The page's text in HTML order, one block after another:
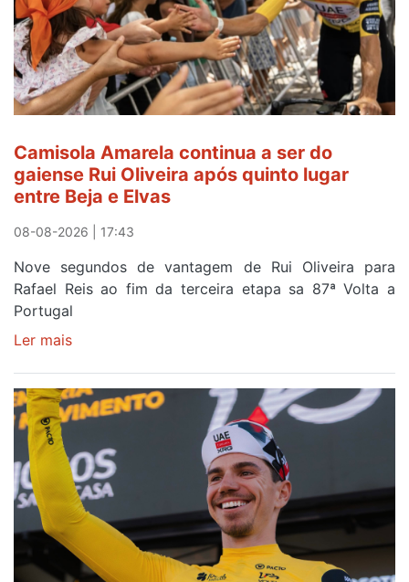
Camisola Amarela continua a ser do
gaiense Rui Oliveira após quinto lugar
entre Beja e Elvas
08-08-2026 | 17:43
Nove segundos de vantagem de Rui Oliveira para
Rafael Reis ao fim da terceira etapa sa 87ª Volta a
Portugal
Ler mais
continua
a
ser
do
gaiense
Rui
Oliveira
após